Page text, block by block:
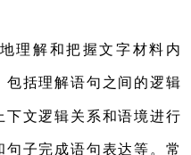
理解和把握文字材料内
括理解语句之间的逻辑
文逻辑关系和语境进行
子完成语句表达等。常